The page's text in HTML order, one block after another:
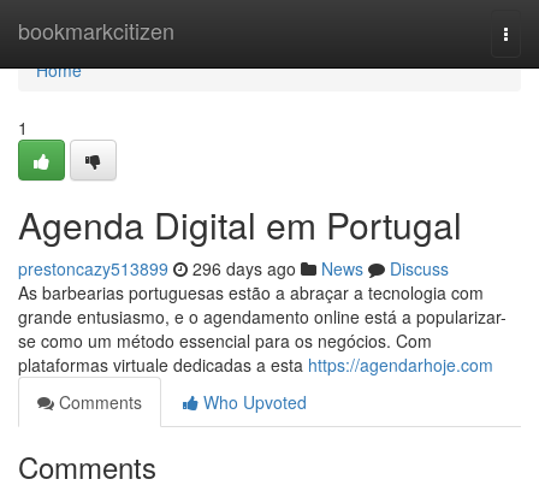
bookmarkcitizen
Home
Home
1
Agenda Digital em Portugal
prestoncazy513899 296 days ago News
Discuss
As barbearias portuguesas estão a abraçar a tecnologia com
grande entusiasmo, e o agendamento online está a popularizar-
se como um método essencial para os negócios. Com
plataformas virtuale dedicadas a esta https://agendarhoje.com
Comments
Who Upvoted
Comments